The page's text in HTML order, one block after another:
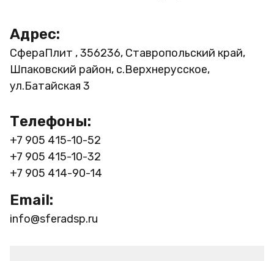
Адрес:
СфераПлит , 356236, Ставропольский край,
Шпаковский район, с.Верхнерусское,
ул.Батайская 3
Телефоны:
+7 905 415-10-52
+7 905 415-10-32
+7 905 414-90-14
Email:
info@sferadsp.ru